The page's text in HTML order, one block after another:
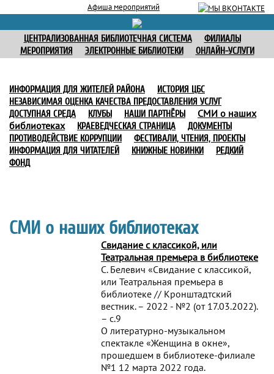
Афиша мероприятий
ЦЕНТРАЛИЗОВАННАЯ БИБЛИОТЕЧНАЯ СИСТЕМА
ФИЛИАЛЫ
МЕРОПРИЯТИЯ
ЭЛЕКТРОННЫЕ БИБЛИОТЕКИ ОНЛАЙН-УСЛУГИ
ИНФОРМАЦИЯ ДЛЯ ЖИТЕЛЕЙ РАЙОНА
ИСТОРИЯ ЦБС
НЕЗАВИСИМАЯ ОЦЕНКА КАЧЕСТВА ПРЕДОСТАВЛЕНИЯ УСЛУГ
ДОСТУПНАЯ СРЕДА
КЛУБЫ НАШИ ПАРТНЁРЫ
СМИ о наших
библиотеках
КРАЕВЕДЧЕСКАЯ СТРАНИЦА
ДОКУМЕНТЫ
ПРОТИВОДЕЙСТВИЕ КОРРУПЦИИ
ФЕСТИВАЛИ, ЧТЕНИЯ, ПРОЕКТЫ
ИНФОРМАЦИЯ ДЛЯ ЧИТАТЕЛЕЙ
КНИЖНЫЕ НОВИНКИ
РЕДКИЙ
ФОНД
СМИ о наших библиотеках
Свидание с классикой, или
Театральная премьера в библиотеке
С. Белевич «Свидание с классикой,
или Театральная премьера в
библиотеке // Кронштадтский
вестник. – 2022 - №2 (от 17.03.2022).
– с.9
О литературно-музыкальном
спектакле «Женщина в окне»,
прошедшем в библиотеке-филиале
№1 12 марта 2022 года.